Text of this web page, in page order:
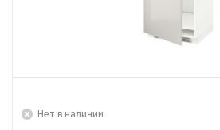
Нет в наличии